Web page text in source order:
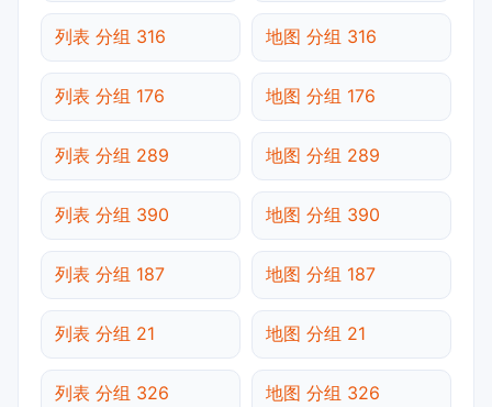
列表 分组 316 地图 分组 316
列表 分组 176 地图 分组 176
列表 分组 289 地图 分组 289
列表 分组 390 地图 分组 390
列表 分组 187 地图 分组 187
列表 分组 21 地图 分组 21
列表 分组 326 地图 分组 326